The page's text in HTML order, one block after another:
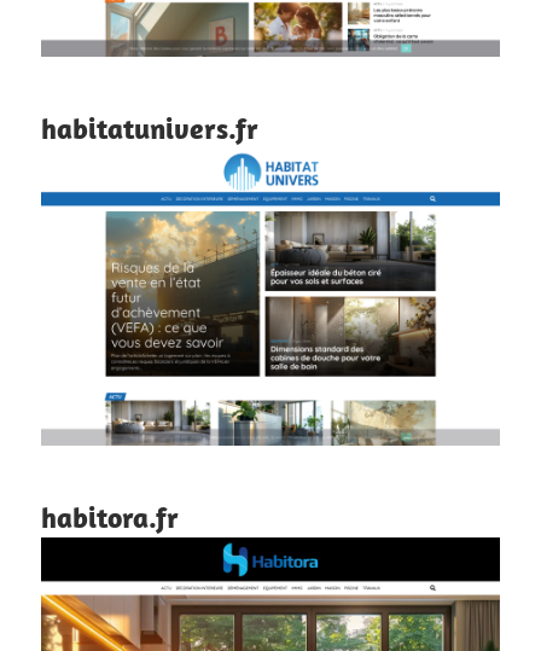
habitatunivers.fr
habitora.fr